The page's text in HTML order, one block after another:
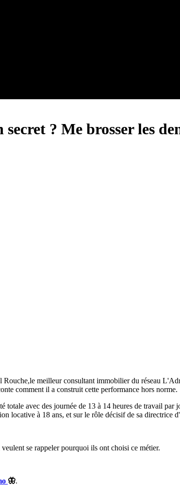
? Me brosser les
meilleur consultant immobilier du réseau
comment il a construit cette performance hors norme.
avec des journée de 13 à 14 heures de travail par
locative à 18 ans, et sur le rôle décisif de sa directrice
se rappeler pourquoi ils ont choisi ce métier.
🦋.